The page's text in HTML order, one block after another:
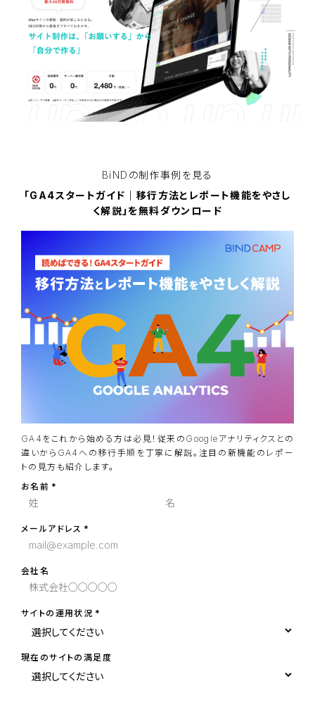
BiNDの制作事例を見る
「GA4スタートガイド｜移行方法とレポート機能をやさし
く解説」を無料ダウンロード
GA4をこれから始める方は必見！従来のGoogleアナリティクスとの
違いからGA4への移行手順を丁寧に解説。注目の新機能のレポー
トの見方も紹介します。
お名前
メールアドレス
会社名
サイトの運用状況
現在のサイトの満足度